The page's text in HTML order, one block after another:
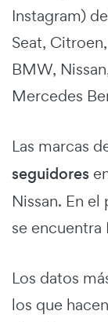
Instagram)
Seat,
BMW,
Mercedes
Las marcas
seguidores
Nissan. En
se encuentra
Los datos
los que